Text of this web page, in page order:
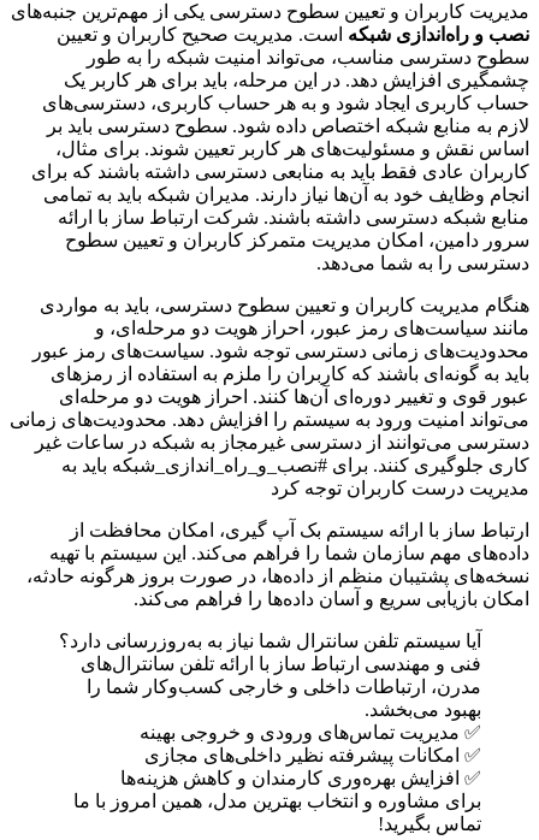
مدیریت کاربران و تعیین سطوح دسترسی یکی از مهم‌ترین جنبه‌های
نصب و راه‌اندازی شبکه است. مدیریت صحیح کاربران و تعیین
سطوح دسترسی مناسب، می‌تواند امنیت شبکه را به طور
چشمگیری افزایش دهد. در این مرحله، باید برای هر کاربر یک
حساب کاربری ایجاد شود و به هر حساب کاربری، دسترسی‌های
لازم به منابع شبکه اختصاص داده شود. سطوح دسترسی باید بر
اساس نقش و مسئولیت‌های هر کاربر تعیین شوند. برای مثال،
کاربران عادی فقط باید به منابعی دسترسی داشته باشند که برای
انجام وظایف خود به آن‌ها نیاز دارند. مدیران شبکه باید به تمامی
منابع شبکه دسترسی داشته باشند. شرکت ارتباط ساز با ارائه
سرور دامین، امکان مدیریت متمرکز کاربران و تعیین سطوح
دسترسی را به شما می‌دهد.
هنگام مدیریت کاربران و تعیین سطوح دسترسی، باید به مواردی
مانند سیاست‌های رمز عبور، احراز هویت دو مرحله‌ای، و
محدودیت‌های زمانی دسترسی توجه شود. سیاست‌های رمز عبور
باید به گونه‌ای باشند که کاربران را ملزم به استفاده از رمزهای
عبور قوی و تغییر دوره‌ای آن‌ها کنند. احراز هویت دو مرحله‌ای
می‌تواند امنیت ورود به سیستم را افزایش دهد. محدودیت‌های زمانی
دسترسی می‌توانند از دسترسی غیرمجاز به شبکه در ساعات غیر
کاری جلوگیری کنند. برای #نصب_و_راه_اندازی_شبکه باید به
مدیریت درست کاربران توجه کرد
ارتباط ساز با ارائه سیستم بک آپ گیری، امکان محافظت از
داده‌های مهم سازمان شما را فراهم می‌کند. این سیستم با تهیه
نسخه‌های پشتیبان منظم از داده‌ها، در صورت بروز هرگونه حادثه،
امکان بازیابی سریع و آسان داده‌ها را فراهم می‌کند.
آیا سیستم تلفن سانترال شما نیاز به به‌روزرسانی دارد؟
فنی و مهندسی ارتباط ساز با ارائه تلفن سانترال‌های
مدرن، ارتباطات داخلی و خارجی کسب‌وکار شما را
بهبود می‌بخشد.
✅ مدیریت تماس‌های ورودی و خروجی بهینه
✅ امکانات پیشرفته نظیر داخلی‌های مجازی
✅ افزایش بهره‌وری کارمندان و کاهش هزینه‌ها
برای مشاوره و انتخاب بهترین مدل، همین امروز با ما
تماس بگیرید!